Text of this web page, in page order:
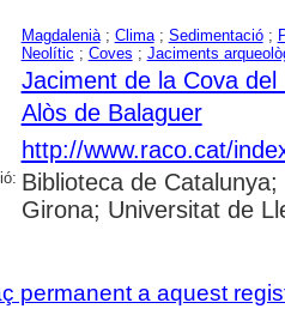
Magdalenià; Clima; Sedimentació;
Neolític ; Coves ; Jaciments
Jaciment de la Cova
Alòs de Balaguer
http://www.raco.cat/
Biblioteca de
Girona; Universitat de
permanent a aquest